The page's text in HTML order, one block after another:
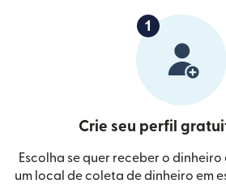
Crie seu perfil
Escolha se quer receber o dinheiro
um local de coleta de dinheiro em